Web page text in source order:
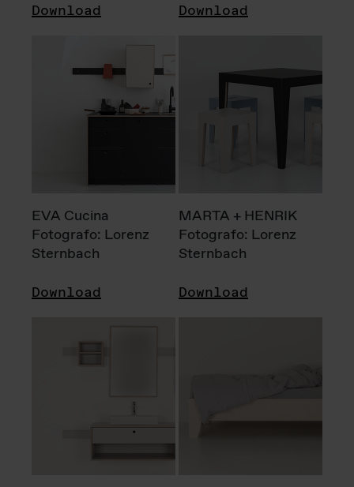
Download Download
EVA Cucina
Fotografo: Lorenz
Sternbach
Download
MARTA + HENRIK
Fotografo: Lorenz
Sternbach
Download